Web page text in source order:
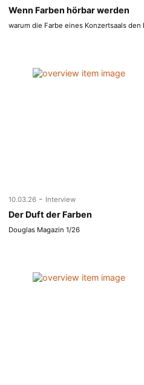
Wenn Farben hörbar werden
warum die Farbe eines Konzertsaals den
10.03.26 - Interview
Der Duft der Farben
Douglas Magazin 1/26